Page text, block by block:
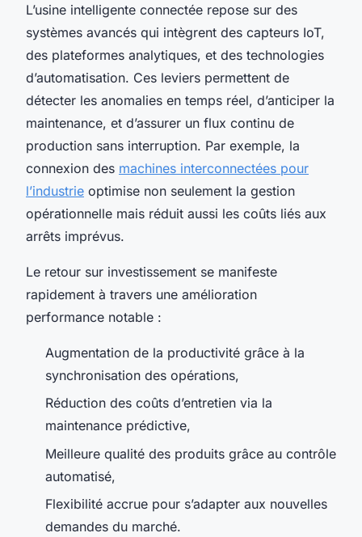
L’usine intelligente connectée repose sur des
systèmes avancés qui intègrent des capteurs IoT,
des plateformes analytiques, et des technologies
d’automatisation. Ces leviers permettent de
détecter les anomalies en temps réel, d’anticiper la
maintenance, et d’assurer un flux continu de
production sans interruption. Par exemple, la
connexion des machines interconnectées pour
l’industrie optimise non seulement la gestion
opérationnelle mais réduit aussi les coûts liés aux
arrêts imprévus.
Le retour sur investissement se manifeste
rapidement à travers une amélioration
performance notable :
Augmentation de la productivité grâce à la
synchronisation des opérations,
Réduction des coûts d’entretien via la
maintenance prédictive,
Meilleure qualité des produits grâce au contrôle
automatisé,
Flexibilité accrue pour s’adapter aux nouvelles
demandes du marché.